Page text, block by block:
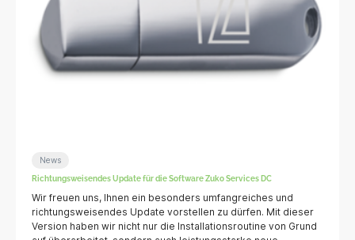
News
Richtungsweisendes Update für die Software Zuko Services DC
Wir freuen uns, Ihnen ein besonders umfangreiches und
richtungsweisendes Update vorstellen zu dürfen. Mit dieser
Version haben wir nicht nur die Installationsroutine von Grund